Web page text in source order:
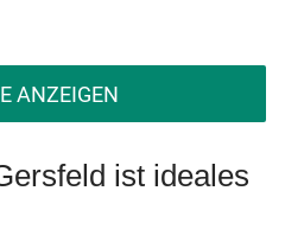
ANZEIGEN
ist ideales